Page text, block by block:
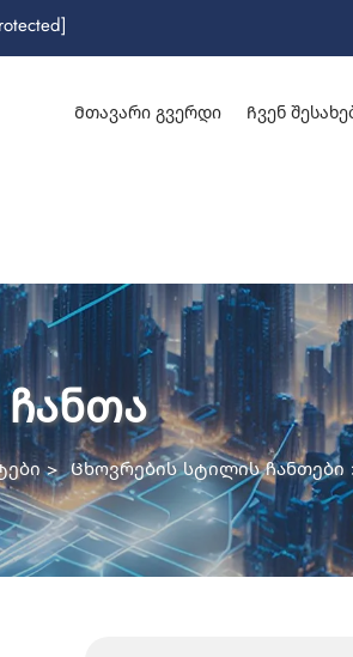
Მთავარი გვერდი Ჩვენ
>Ცხოვრების სტილის ჩანთები